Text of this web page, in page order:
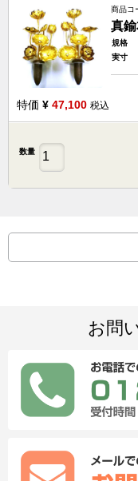
商品コ
真
規格
実寸
特価 ¥ 47,100 税込
数量
お問